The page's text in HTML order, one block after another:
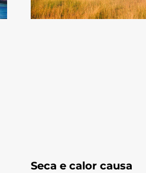
Seca e calor causa